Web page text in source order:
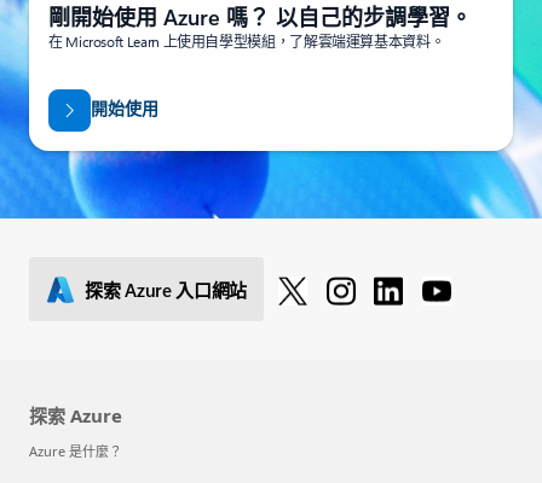
剛開始使用 Azure 嗎？ 以自己的步調學習。
在 Microsoft Learn 上使用自學型模組，了解雲端運算基本資料。
開始使用
探索 Azure 入口網站
探索 Azure
Azure 是什麼？